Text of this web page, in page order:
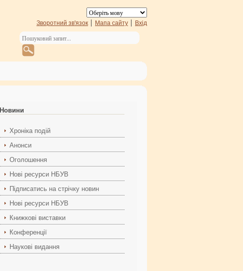
Зворотний зв'язок Мапа сайту Вхід
Новини
Хроніка подій
Анонси
Оголошення
Нові ресурси НБУВ
Підписатись на стрічку новин
Нові ресурси НБУВ
Книжкові виставки
Конференції
Наукові видання